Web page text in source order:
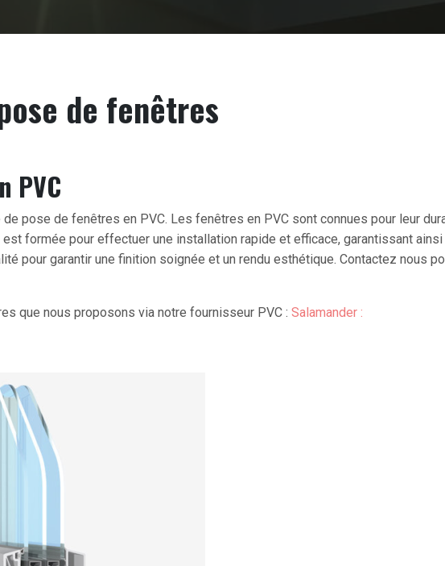
de fenêtres
PVC
pose de fenêtres en PVC. Les fenêtres en PVC sont connues pour leur
formée pour effectuer une installation rapide et efficace, garantissant
pour garantir une finition soignée et un rendu esthétique. Contactez nous
que nous proposons via notre fournisseur PVC :Salamander :